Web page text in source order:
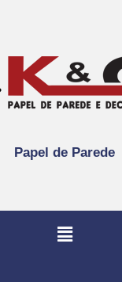
Papel de Parede